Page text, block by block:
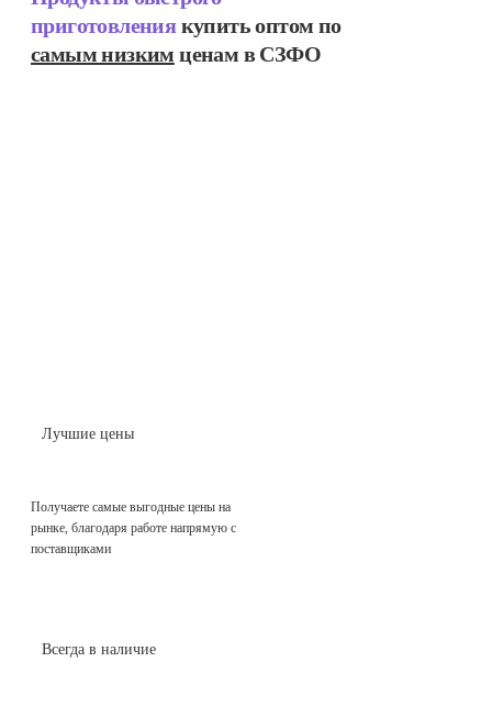
приготовлениякупить оптом по
самым низким ценам в СЗФО
Лучшие цены
Получаете самые выгодные цены на
рынке, благодаря работе напрямую с
поставщиками
Всегда в наличие